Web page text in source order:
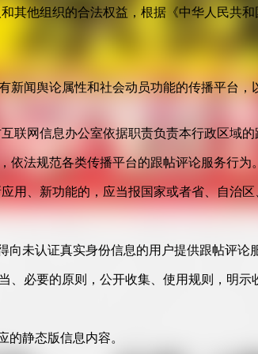
其他组织的合法权益，根据《中华人民共
闻舆论属性和社会动员功能的传播平台
联网信息办公室依据职责负责本行政区域
依法规范各类传播平台的跟帖评论服务行为
用、新功能的，应当报国家或者省、自治
向未认证真实身份信息的用户提供跟帖评论
、必要的原则，公开收集、使用规则，明
的静态版信息内容。